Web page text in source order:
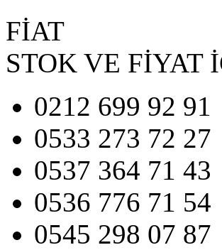
FİAT
STOK VE FİYAT
0212 699 92 91
0533 273 72 27
0537 364 71 43
0536 776 71 54
0545 298 07 87